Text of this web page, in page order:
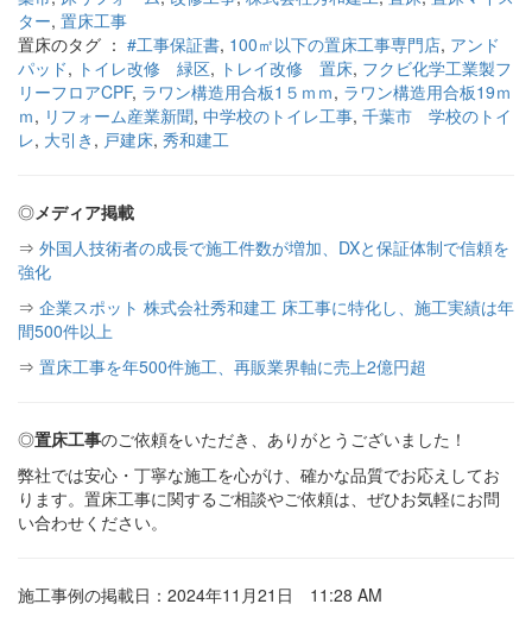
ター, 置床工事
置床のタグ ： #工事保証書, 100㎡以下の置床工事専門店, アンド
パッド, トイレ改修 緑区, トレイ改修 置床, フクビ化学工業製フ
リーフロアCPF, ラワン構造用合板1５ｍｍ, ラワン構造用合板19ｍ
ｍ, リフォーム産業新聞, 中学校のトイレ工事, 千葉市 学校のトイ
レ, 大引き , 戸建床, 秀和建工
◎メディア掲載
⇒ 外国人技術者の成長で施工件数が増加、DXと保証体制で信頼を
強化
⇒ 企業スポット 株式会社秀和建工 床工事に特化し、施工実績は年
間500件以上
⇒ 置床工事を年500件施工、再販業界軸に売上2億円超
◎置床工事のご依頼をいただき、ありがとうございました！
弊社では安心・丁寧な施工を心がけ、確かな品質でお応えしてお
ります。置床工事に関するご相談やご依頼は、ぜひお気軽にお問
い合わせください。
施工事例の掲載日：2024年11月21日 11:28 AM